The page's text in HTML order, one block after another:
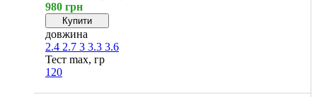
980 грн
Купити
довжина
2.4 2.7 3 3.3 3.6
Тест max, гр
120